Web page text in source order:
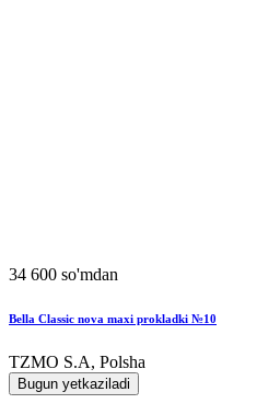
34 600 so'mdan
Bella Classic nova maxi prokladki №10
TZMO S.A, Polsha
Bugun yetkaziladi